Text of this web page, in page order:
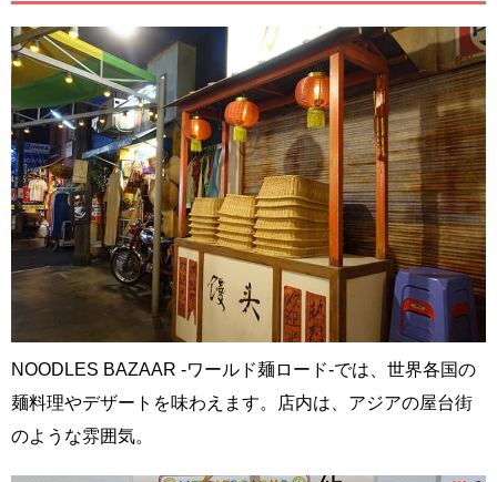
NOODLES BAZAAR -ワールド麺ロード-では、世界各国の
麺料理やデザートを味わえます。店内は、アジアの屋台街
のような雰囲気。